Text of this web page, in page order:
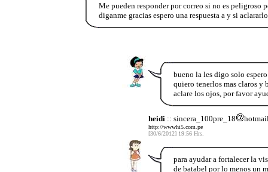
Me pueden responder por correo si no es peligroso
diganme gracias espero una respuesta a y si
bueno la les digo solo
quiero tenerlos mas claros y
aclare los ojos, por favor
heidi :: sincera_100pre_18
http://wwwhi5.com.pe
[30/6/2012] 19:56 Hrs.
para ayudar a fortalecer la
de batabel por lo menos un